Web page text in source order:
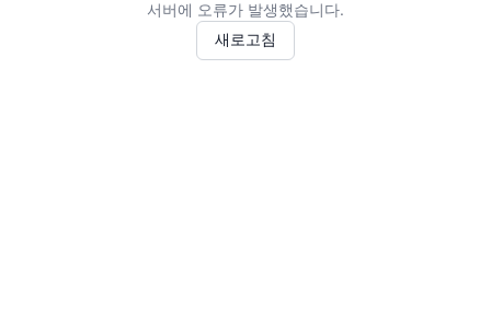
서버에 오류가 발생했습니다.
새로고침